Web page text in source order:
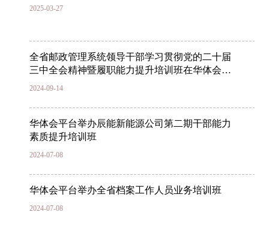
2025-03-27
全省邮政管理系统领导干部学习贯彻党的二十届
三中全会精神暨履职能力提升培训班在华体会平
台（院…
2024-09-14
华体会平台举办辰能新能源公司第二期干部能力
素质提升培训班
2024-07-08
华体会平台举办全省档案工作人员业务培训班
2024-07-08